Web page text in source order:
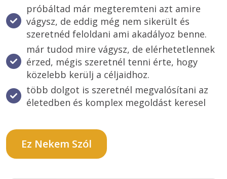
próbáltad már megteremteni azt amire
vágysz, de eddig még nem sikerült és
szeretnéd feloldani ami akadályoz benne.
már tudod mire vágysz, de elérhetetlennek
érzed, mégis szeretnél tenni érte, hogy
közelebb kerülj a céljaidhoz.
több dolgot is szeretnél megvalósítani az
életedben és komplex megoldást keresel
Ez Nekem Szól